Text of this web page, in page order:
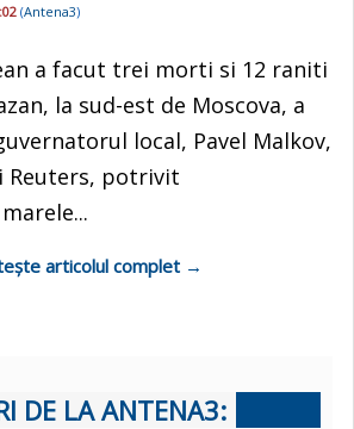
(Antena3)
a facut trei morti si 12 raniti
la sud-est de Moscova, a
local, Pavel Malkov,
Reuters, potrivit
articolul complet →
DE LA ANTENA3: